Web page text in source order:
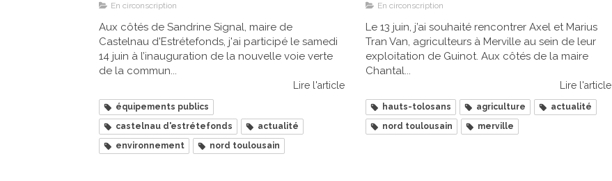
En circonscription
Aux côtés de Sandrine Signal, maire de
Castelnau d'Estrétefonds, j'ai participé le samedi
14 juin à l’inauguration de la nouvelle voie verte
de la commun...
Lire l'article
équipements publics
castelnau d'estrétefonds
actualité
environnement
nord toulousain
En circonscription
Le 13 juin, j’ai souhaité rencontrer Axel et Marius
Tran Van, agriculteurs à Merville au sein de leur
exploitation de Guinot. Aux côtés de la maire
Chantal...
Lire l'article
hauts-tolosans agriculture
actualité
nord toulousain
merville